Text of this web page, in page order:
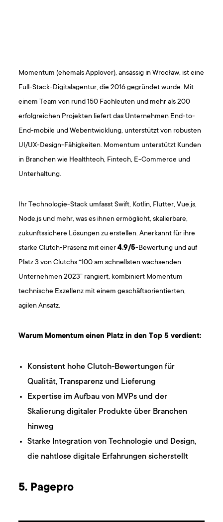
Momentum (ehemals Applover), ansässig in Wrocław, ist eine
Full-Stack-Digitalagentur, die 2016 gegründet wurde. Mit
einem Team von rund 150 Fachleuten und mehr als 200
erfolgreichen Projekten liefert das Unternehmen End-to-
End-mobile und Webentwicklung, unterstützt von robusten
UI/UX-Design-Fähigkeiten. Momentum unterstützt Kunden
in Branchen wie Healthtech, Fintech, E-Commerce und
Unterhaltung.
Ihr Technologie-Stack umfasst Swift, Kotlin, Flutter, Vue.js,
Node.js und mehr, was es ihnen ermöglicht, skalierbare,
zukunftssichere Lösungen zu erstellen. Anerkannt für ihre
starke Clutch-Präsenz mit einer4.9/5-Bewertung und auf
Platz 3 von Clutchs “100 am schnellsten wachsenden
Unternehmen 2023” rangiert, kombiniert Momentum
technische Exzellenz mit einem geschäftsorientierten,
agilen Ansatz.
Warum Momentum einen Platz in den Top 5 verdient:
Konsistent hohe Clutch-Bewertungen für
Qualität, Transparenz und Lieferung
Expertise im Aufbau von MVPs und der
Skalierung digitaler Produkte über Branchen
hinweg
Starke Integration von Technologie und Design,
die nahtlose digitale Erfahrungen sicherstellt
5. Pagepro